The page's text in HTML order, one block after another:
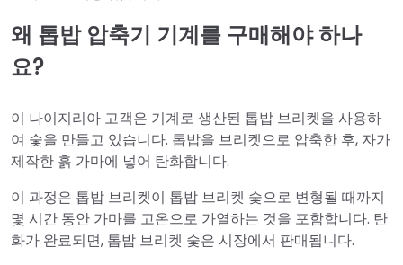
왜 톱밥 압축기 기계를 구매해야 하나
요?
이 나이지리아 고객은 기계로 생산된 톱밥 브리켓을 사용하
여 숯을 만들고 있습니다. 톱밥을 브리켓으로 압축한 후, 자가
제작한 흙 가마에 넣어 탄화합니다.
이 과정은 톱밥 브리켓이 톱밥 브리켓 숯으로 변형될 때까지
몇 시간 동안 가마를 고온으로 가열하는 것을 포함합니다. 탄
화가 완료되면, 톱밥 브리켓 숯은 시장에서 판매됩니다.